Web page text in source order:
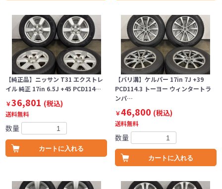
【純正品】ニッサン T31 エクストレ
イル 純正 17in 6.5J +45 PCD114…
￥36,801 (税込)
送料無料
数量
カートに入れる
【バリ溝】ケルパー 17in 7J +39
PCD114.3 トーヨー ウィンタートラ
ンパ…
￥46,800 (税込)
送料無料
数量
カートに入れる